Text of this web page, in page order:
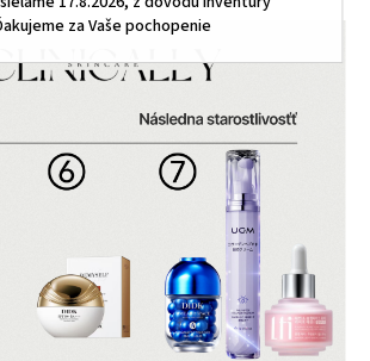
za Vaše pochopenie